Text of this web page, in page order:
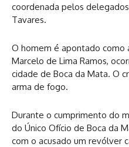
coordenada pelos
Tavares.
O homem é apontado como
Marcelo de Lima Ramos,
cidade de Boca da Mata. O
arma de fogo.
Durante o cumprimento do
do Único Ofício de Boca da
com o acusado um revólver